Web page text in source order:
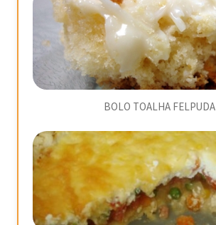
BOLO TOALHA FELPUDA